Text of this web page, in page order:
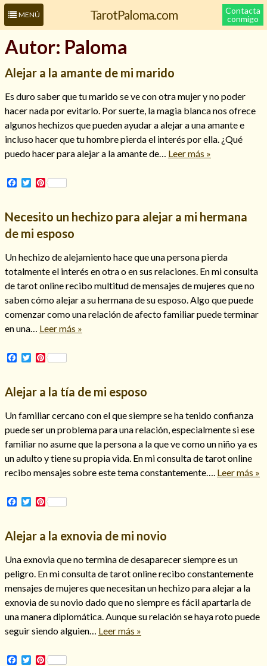
MENÚ TarotPaloma.com
Contacta
conmigo
Leer más sobre mí
Hechizos de amor
Cómo alejar a la amante de mi esposo
Autor: Paloma
Alejar a la amante de mi marido
Es duro saber que tu marido se ve con otra mujer y no poder
hacer nada por evitarlo. Por suerte, la magia blanca nos ofrece
algunos hechizos que pueden ayudar a alejar a una amante e
incluso hacer que tu hombre pierda el interés por ella. ¿Qué
puedo hacer para alejar a la amante de… Leer más »
Facebook
Twitter
Pinterest
Necesito un hechizo para alejar a mi hermana
de mi esposo
Un hechizo de alejamiento hace que una persona pierda
totalmente el interés en otra o en sus relaciones. En mi consulta
de tarot online recibo multitud de mensajes de mujeres que no
saben cómo alejar a su hermana de su esposo. Algo que puede
comenzar como una relación de afecto familiar puede terminar
en una… Leer más »
Facebook
Twitter
Pinterest
Alejar a la tía de mi esposo
Un familiar cercano con el que siempre se ha tenido confianza
puede ser un problema para una relación, especialmente si ese
familiar no asume que la persona a la que ve como un niño ya es
un adulto y tiene su propia vida. En mi consulta de tarot online
recibo mensajes sobre este tema constantemente…. Leer más »
Facebook
Twitter
Pinterest
Alejar a la exnovia de mi novio
Una exnovia que no termina de desaparecer siempre es un
peligro. En mi consulta de tarot online recibo constantemente
mensajes de mujeres que necesitan un hechizo para alejar a la
exnovia de su novio dado que no siempre es fácil apartarla de
una manera diplomática. Aunque su relación se haya roto puede
seguir siendo alguien… Leer más »
Facebook
Twitter
Pinterest